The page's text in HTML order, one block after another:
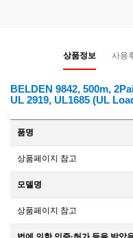
상품정보 사용
BELDEN 9842, 500m,
UL 2919, UL1685 (UL
품명
상품페이지 참고
모델명
상품페이지 참고